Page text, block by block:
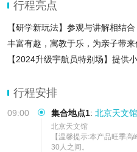
忆。我强烈推荐智享旅行社以及北京天
行程亮点
【研学新玩法】参观与讲解相结
丰富有趣，寓教于乐，为亲子带
【2024升级宇航员特别场】提供
【专业讲解】在资深讲师的带领
感受宇宙的奥妙与神奇，激发小朋
行程安排
09:00 集合地点1: 北京天文馆
北京天文馆
【温馨提示:本产品旺季
30人之间。